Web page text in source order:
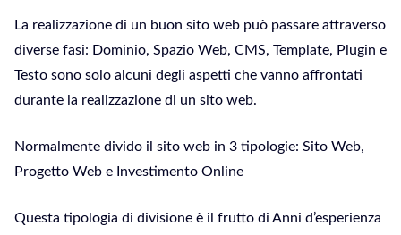
La realizzazione di un buon sito web può passare attraverso
diverse fasi: Dominio, Spazio Web, CMS, Template, Plugin e
Testo sono solo alcuni degli aspetti che vanno affrontati
durante la realizzazione di un sito web.
Normalmente divido il sito web in 3 tipologie: Sito Web,
Progetto Web e Investimento Online
Questa tipologia di divisione è il frutto di Anni d’esperienza